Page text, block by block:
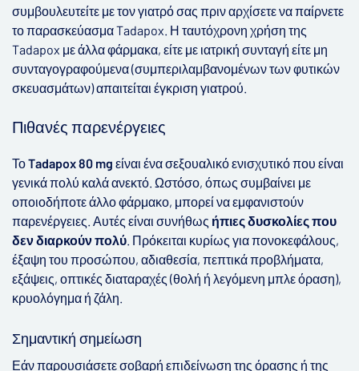
συμβουλευτείτε με τον γιατρό σας πριν αρχίσετε να παίρνετε
το παρασκεύασμα Tadapox. Η ταυτόχρονη χρήση της
Tadapox με άλλα φάρμακα, είτε με ιατρική συνταγή είτε μη
συνταγογραφούμενα (συμπεριλαμβανομένων των φυτικών
σκευασμάτων) απαιτείται έγκριση γιατρού.
Πιθανές παρενέργειες
ΤοTadapox 80 mg είναι ένα σεξουαλικό ενισχυτικό που είναι
γενικά πολύ καλά ανεκτό. Ωστόσο, όπως συμβαίνει με
οποιοδήποτε άλλο φάρμακο, μπορεί να εμφανιστούν
παρενέργειες. Αυτές είναι συνήθως ήπιες δυσκολίες που
δεν διαρκούν πολύ. Πρόκειται κυρίως για πονοκεφάλους,
έξαψη του προσώπου, αδιαθεσία, πεπτικά προβλήματα,
εξάψεις, οπτικές διαταραχές (θολή ή λεγόμενη μπλε όραση),
κρυολόγημα ή ζάλη.
Σημαντική σημείωση
Εάν παρουσιάσετε σοβαρή επιδείνωση της όρασης ή της